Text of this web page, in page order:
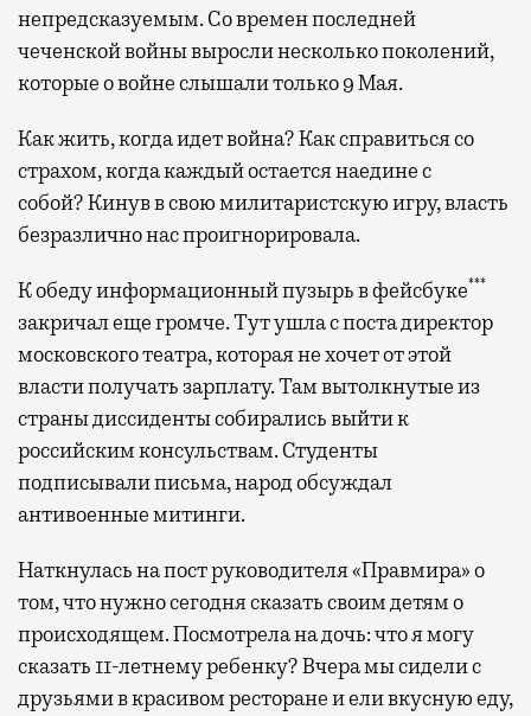
непредсказуемым. Со времен последней
чеченской войны выросли несколько поколений,
которые о войне слышали только 9 Мая.
Как жить, когда идет война? Как справиться со
страхом, когда каждый остается наедине с
собой? Кинув в свою милитаристскую игру, власть
безразлично нас проигнорировала.
К обеду информационный пузырь в фейсбуке***
закричал еще громче. Тут ушла с поста директор
московского театра, которая не хочет от этой
власти получать зарплату. Там вытолкнутые из
страны диссиденты собирались выйти к
российским консульствам. Студенты
подписывали письма, народ обсуждал
антивоенные митинги.
Наткнулась на пост руководителя «Правмира» о
том, что нужно сегодня сказать своим детям о
происходящем. Посмотрела на дочь: что я могу
сказать 11-летнему ребенку? Вчера мы сидели с
друзьями в красивом ресторане и ели вкусную еду,